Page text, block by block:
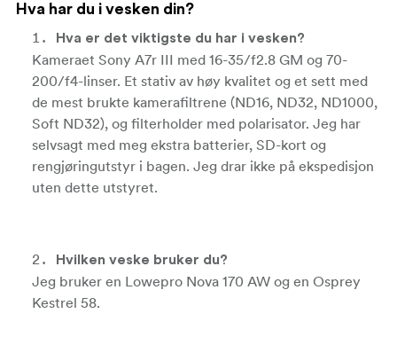
Hva har du i vesken din?
Hva er det viktigste du har i vesken?
Kameraet Sony A7r III med 16-35/f2.8 GM og 70-
200/f4-linser. Et stativ av høy kvalitet og et sett med
de mest brukte kamerafiltrene (ND16, ND32, ND1000,
Soft ND32), og filterholder med polarisator. Jeg har
selvsagt med meg ekstra batterier, SD-kort og
rengjøringutstyr i bagen. Jeg drar ikke på ekspedisjon
uten dette utstyret.
Hvilken veske bruker du?
Jeg bruker en Lowepro Nova 170 AW og en Osprey
Kestrel 58.